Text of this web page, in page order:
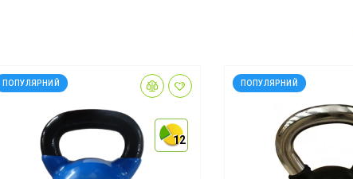
12
12
12
ПОПУЛЯРНИЙ ПОПУЛЯРНИЙ